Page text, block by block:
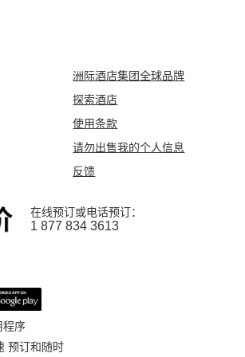
洲际酒店集团全球品牌
探索酒店
使用条款
请勿出售我的个人信息
反馈
在线预订或电话预订：
1 877 834 3613
程序
预订和随时